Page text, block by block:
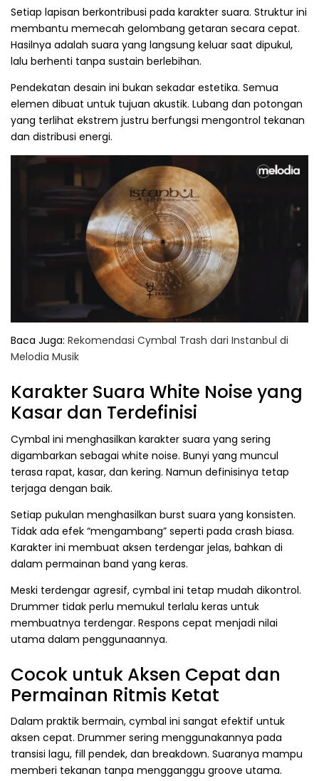
Setiap lapisan berkontribusi pada karakter suara. Struktur ini
membantu memecah gelombang getaran secara cepat.
Hasilnya adalah suara yang langsung keluar saat dipukul,
lalu berhenti tanpa sustain berlebihan.
Pendekatan desain ini bukan sekadar estetika. Semua
elemen dibuat untuk tujuan akustik. Lubang dan potongan
yang terlihat ekstrem justru berfungsi mengontrol tekanan
dan distribusi energi.
Baca Juga: Rekomendasi Cymbal Trash dari Instanbul di
Melodia Musik
Karakter Suara White Noise yang
Kasar dan Terdefinisi
Cymbal ini menghasilkan karakter suara yang sering
digambarkan sebagai white noise. Bunyi yang muncul
terasa rapat, kasar, dan kering. Namun definisinya tetap
terjaga dengan baik.
Setiap pukulan menghasilkan burst suara yang konsisten.
Tidak ada efek “mengambang” seperti pada crash biasa.
Karakter ini membuat aksen terdengar jelas, bahkan di
dalam permainan band yang keras.
Meski terdengar agresif, cymbal ini tetap mudah dikontrol.
Drummer tidak perlu memukul terlalu keras untuk
membuatnya terdengar. Respons cepat menjadi nilai
utama dalam penggunaannya.
Cocok untuk Aksen Cepat dan
Permainan Ritmis Ketat
Dalam praktik bermain, cymbal ini sangat efektif untuk
aksen cepat. Drummer sering menggunakannya pada
transisi lagu, fill pendek, dan breakdown. Suaranya mampu
memberi tekanan tanpa mengganggu groove utama.